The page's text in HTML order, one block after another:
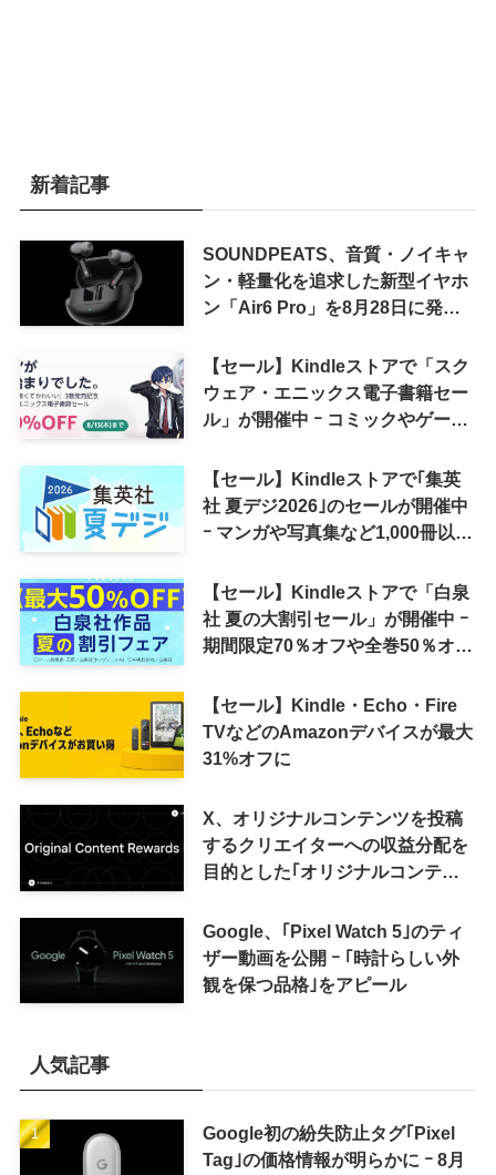
新着記事
SOUNDPEATS、音質・ノイキャ
ン・軽量化を追求した新型イヤホ
ン「Air6 Pro」を8月28日に発売
【セール】Kindleストアで「スク
ウェア・エニックス電子書籍セー
ル」が開催中 ｰ コミックやゲーム
【セール】Kindleストアで｢集英
社 夏デジ2026｣のセールが開催中
ｰ マンガや写真集など1,000冊以上
【セール】Kindleストアで「白泉
社 夏の大割引セール」が開催中 ｰ
期間限定70％オフや全巻50％オフ
【セール】Kindle・Echo・Fire
TVなどのAmazonデバイスが最大
31%オフに
X、オリジナルコンテンツを投稿
するクリエイターへの収益分配を
目的とした｢オリジナルコンテン
来の｢収益分配｣は廃止
Google、｢Pixel Watch 5｣のティ
ザー動画を公開 ｰ ｢時計らしい外
観を保つ品格｣をアピール
人気記事
Google初の紛失防止タグ｢Pixel
Tag｣の価格情報が明らかに ｰ 8月